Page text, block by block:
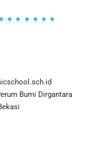
Bumi Dirgantara